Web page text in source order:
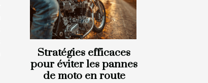
Stratégies efficaces
pour éviter les pannes
de moto en route